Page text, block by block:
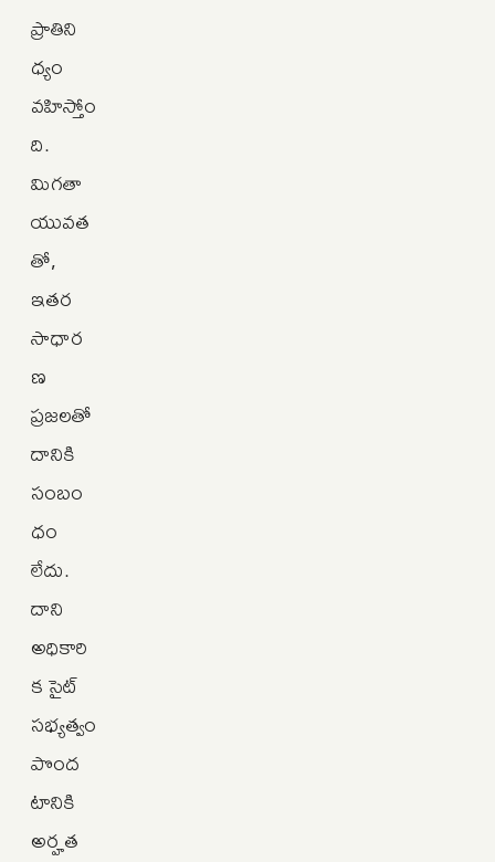
ప్రాతిని
ధ్యం
వహిస్తోం
ది.
మిగతా
యువత
తో,
ఇతర
సాధార
ణ
ప్రజలతో
దానికి
సంబం
ధం
లేదు.
దాని
అధికారి
క సైట్
సభ్యత్వం
పొంద
టానికి
అర్హత